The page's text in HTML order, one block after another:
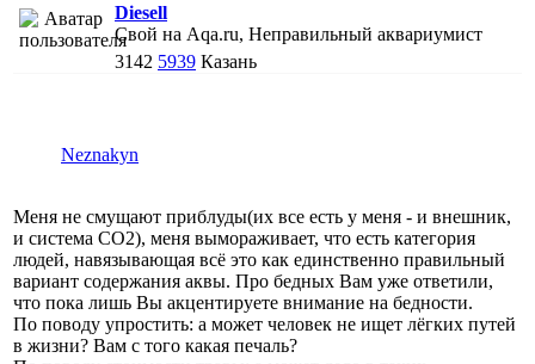
Diesell
Свой на Aqa.ru, Неправильный аквариумист
3142 5939 Казань
Neznakyn
Меня не смущают приблуды(их все есть у меня - и внешник,
и система СО2), меня вымораживает, что есть категория
людей, навязывающая всё это как единственно правильный
вариант содержания аквы. Про бедных Вам уже ответили,
что пока лишь Вы акцентируете внимание на бедности.
По поводу упростить: а может человек не ищет лёгких путей
в жизни? Вам с того какая печаль?